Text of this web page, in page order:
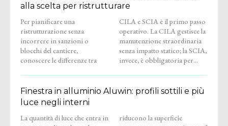
alla scelta per ristrutturare
Per pianificare una
ristrutturazione senza
incorrere in sanzioni o
blocchi del cantiere,
conoscere le differenze tra
CILA e SCIA è il primo passo
operativo. La CILA gestisce la
manutenzione straordinaria
senza impatto statico; la SCIA,
invece, è obbligatoria per...
Finestra in alluminio Aluwin: profili sottili e più
luce negli interni
La quantità di luce che entra in
riducono la superficie